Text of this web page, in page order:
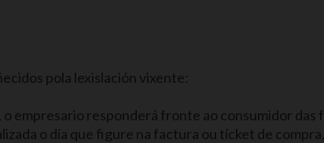
pola lexislación vixente:
empresario responderá fronte ao consumidor das
o día que figure na factura ou tícket de